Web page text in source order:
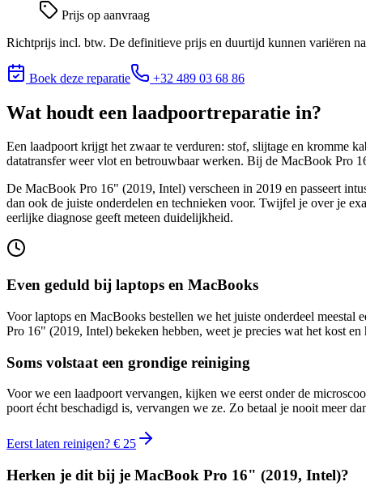
Prijs op aanvraag
Richtprijs incl. btw. De definitieve prijs en duurtijd kunnen variëren
Boek deze reparatie +32 489 03 68 86
Wat houdt een laadpoortreparatie in?
Een laadpoort krijgt het zwaar te verduren: stof, slijtage en kromme
datatransfer weer vlot en betrouwbaar werken. Bij de MacBook Pro
De MacBook Pro 16" (2019, Intel) verscheen in 2019 en passeert
dan ook de juiste onderdelen en technieken voor. Twijfel je over je
eerlijke diagnose geeft meteen duidelijkheid.
Even geduld bij laptops en MacBooks
Voor laptops en MacBooks bestellen we het juiste onderdeel
Pro 16" (2019, Intel) bekeken hebben, weet je precies wat het kost
Soms volstaat een grondige reiniging
Voor we een laadpoort vervangen, kijken we eerst onder de
poort écht beschadigd is, vervangen we ze. Zo betaal je nooit meer
Eerst laten reinigen? € 25
Herken je dit bij je MacBook Pro 16" (2019, Intel)?